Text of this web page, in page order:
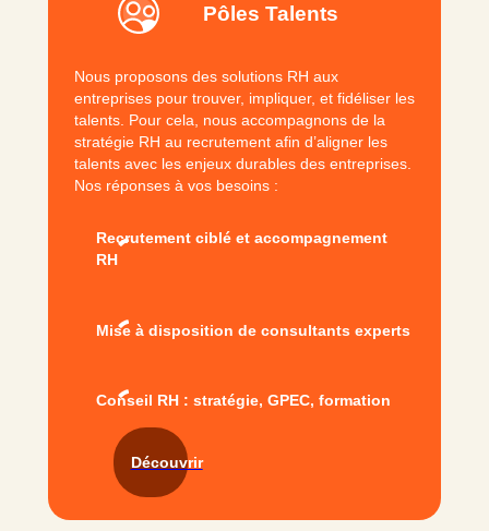
Pôles Talents
Nous proposons des solutions RH aux
entreprises pour trouver, impliquer, et fidéliser les
talents. Pour cela, nous accompagnons de la
stratégie RH au recrutement afin d’aligner les
talents avec les enjeux durables des entreprises.
Nos réponses à vos besoins :
Recrutement ciblé et accompagnement
RH
Mise à disposition de consultants experts
Conseil RH : stratégie, GPEC, formation
Découvrir